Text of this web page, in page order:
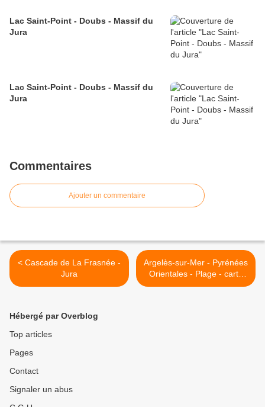
Lac Saint-Point - Doubs - Massif du
Jura
Lac Saint-Point - Doubs - Massif du
Jura
Commentaires
Ajouter un commentaire
< Cascade de La Frasnée -
Jura
Argelès-sur-Mer - Pyrénées
Orientales - Plage - carte
postale années 1960 >
Hébergé par Overblog
Top articles
Pages
Contact
Signaler un abus